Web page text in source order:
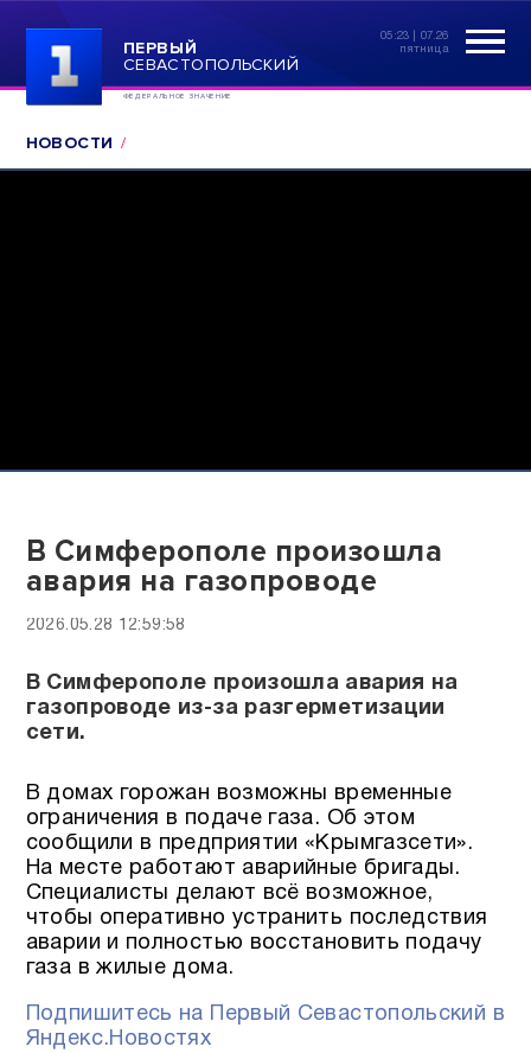
ПЕРВЫЙ
СЕВАСТОПОЛЬСКИЙ
ФЕДЕРАЛЬНОЕ ЗНАЧЕНИЕ
05:23 | 07.26
пятница
НОВОСТИ
В Симферополе произошла
авария на газопроводе
2026.05.28 12:59:58
В Симферополе произошла авария на
газопроводе из-за разгерметизации
сети.
В домах горожан возможны временные
ограничения в подаче газа. Об этом
сообщили в предприятии «Крымгазсети».
На месте работают аварийные бригады.
Специалисты делают всё возможное,
чтобы оперативно устранить последствия
аварии и полностью восстановить подачу
газа в жилые дома.
Подпишитесь на Первый Севастопольский в
Яндекс.Новостях